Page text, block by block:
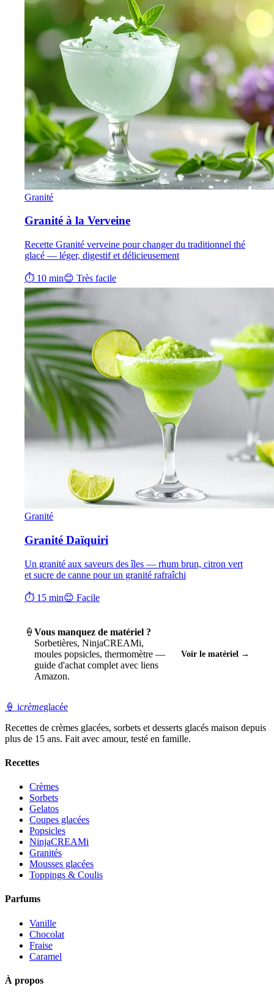
Granité
Granité à la Verveine
Recette Granité verveine pour changer du traditionnel thé
glacé — léger, digestif et délicieusement
⏱ 10 min😊 Très facile
Granité
Granité Daïquiri
Un granité aux saveurs des îles — rhum brun, citron vert
et sucre de canne pour un granité rafraîchi
⏱ 15 min😊 Facile
🍦 Vous manquez de matériel ?
Sorbetières, NinjaCREAMi,
moules popsicles, thermomètre —
guide d'achat complet avec liens
Amazon.
Voir le matériel →
🍦 icrèmeglacée
Recettes de crèmes glacées, sorbets et desserts glacés maison depuis
plus de 15 ans. Fait avec amour, testé en famille.
Recettes
Crèmes
Sorbets
Gelatos
Coupes glacées
Popsicles
NinjaCREAMi
Granités
Mousses glacées
Toppings & Coulis
Parfums
Vanille
Chocolat
Fraise
Caramel
À propos